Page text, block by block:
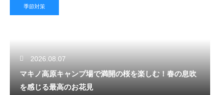
季節対策
2026.08.07
マキノ高原キャンプ場で満開の桜を楽しむ！春の息吹
を感じる最高のお花見